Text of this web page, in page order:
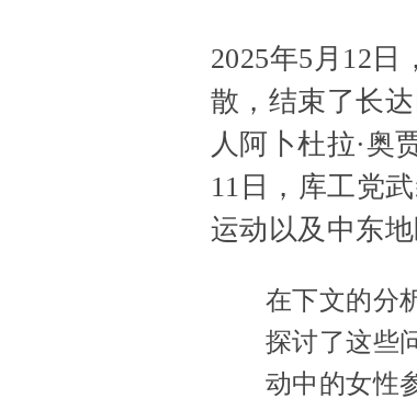
2025年5月12日
散，结束了长
人阿卜杜拉·奥
11日，库工党
运动以及中东
在下文的分
探讨了这些
动中的女性